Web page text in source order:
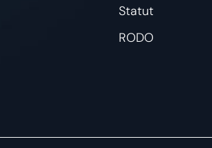
Statut
RODO